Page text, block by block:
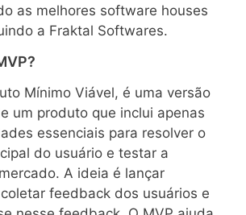
as melhores software houses
a Fraktal Softwares.
Mínimo Viável, é uma versão
um produto que inclui apenas
essenciais para resolver o
do usuário e testar a
A ideia é lançar
feedback dos usuários e